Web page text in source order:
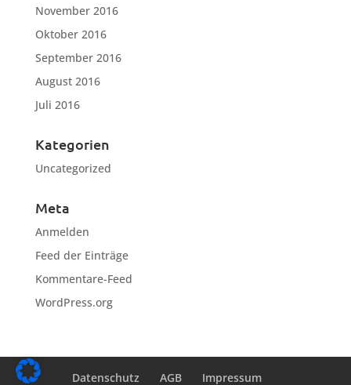
November 2016
Oktober 2016
September 2016
August 2016
Juli 2016
Kategorien
Uncategorized
Meta
Anmelden
Feed der Einträge
Kommentare-Feed
WordPress.org
Datenschutz AGB Impressum